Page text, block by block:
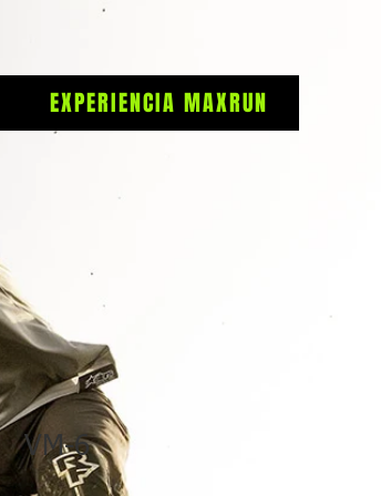
EXPERIENCIA MAXRUN
VM-6